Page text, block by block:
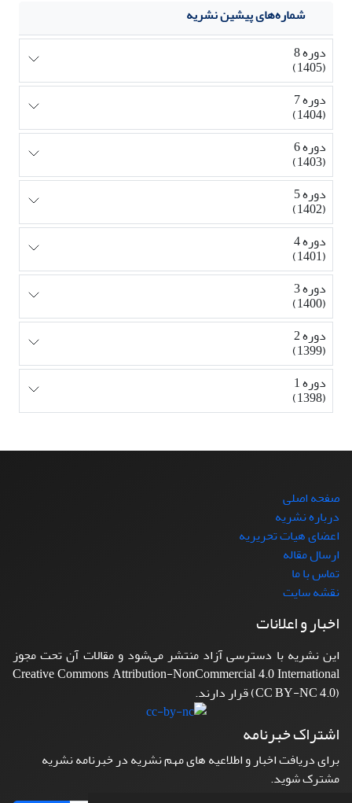
شماره‌های پیشین نشریه
دوره 8
(1405)
دوره 7
(1404)
دوره 6
(1403)
دوره 5
(1402)
دوره 4
(1401)
دوره 3
(1400)
دوره 2
(1399)
دوره 1
(1398)
صفحه اصلی
درباره نشریه
اعضای هیات تحریریه
ارسال مقاله
تماس با ما
نقشه سایت
اخبار و اعلانات
این نشریه با دسترسی آزاد منتشر می‌شود و مقالات آن تحت مجوز
Creative Commons Attribution-NonCommercial 4.0 International
(CC BY-NC 4.0) قرار دارند.
اشتراک خبرنامه
برای دریافت اخبار و اطلاعیه های مهم نشریه در خبرنامه نشریه
مشترک شوید.